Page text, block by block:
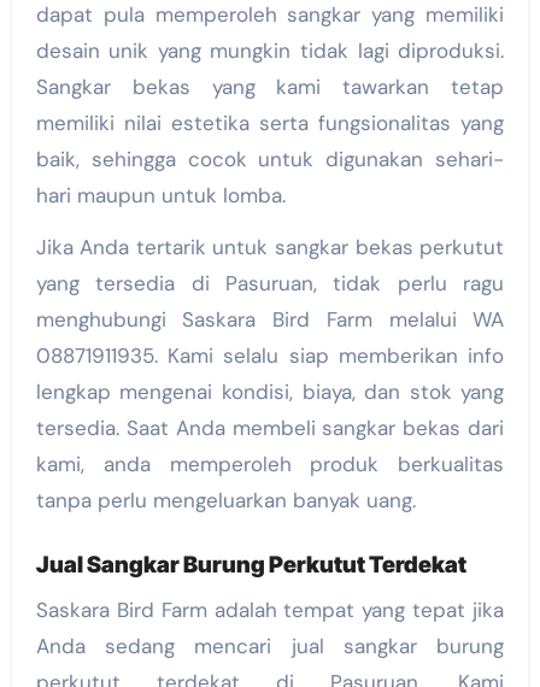
dapat pula memperoleh sangkar yang memiliki
desain unik yang mungkin tidak lagi diproduksi.
Sangkar bekas yang kami tawarkan tetap
memiliki nilai estetika serta fungsionalitas yang
baik, sehingga cocok untuk digunakan sehari-
hari maupun untuk lomba.
Jika Anda tertarik untuk sangkar bekas perkutut
yang tersedia di Pasuruan, tidak perlu ragu
menghubungi Saskara Bird Farm melalui WA
08871911935. Kami selalu siap memberikan info
lengkap mengenai kondisi, biaya, dan stok yang
tersedia. Saat Anda membeli sangkar bekas dari
kami, anda memperoleh produk berkualitas
tanpa perlu mengeluarkan banyak uang.
Jual Sangkar Burung Perkutut Terdekat
Saskara Bird Farm adalah tempat yang tepat jika
Anda sedang mencari jual sangkar burung